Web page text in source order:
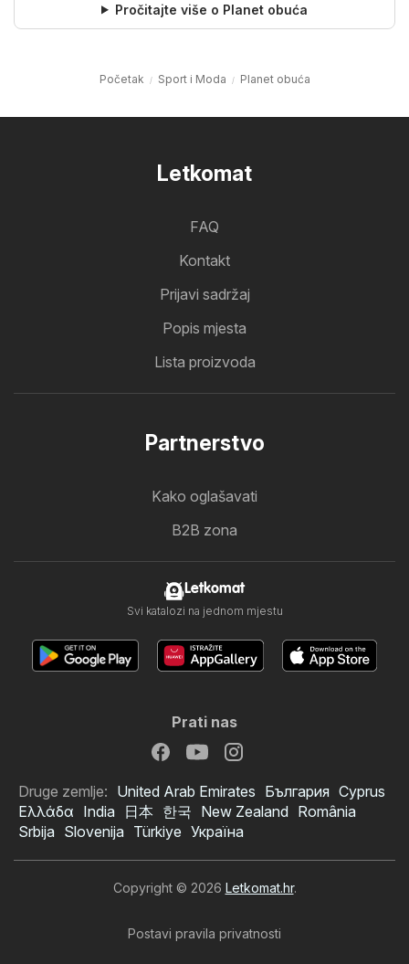
Pročitajte više o Planet obuća
Početak Sport i Moda Planet obuća
Letkomat
FAQ
Kontakt
Prijavi sadržaj
Popis mjesta
Lista proizvoda
Partnerstvo
Kako oglašavati
B2B zona
Letkomat
Svi katalozi na jednom mjestu
Prati nas
Druge zemlje: United Arab Emirates България Cyprus
Ελλάδα India 日本 한국 New Zealand România
Srbija Slovenija Türkiye Україна
Copyright © 2026 Letkomat.hr.
Postavi pravila privatnosti